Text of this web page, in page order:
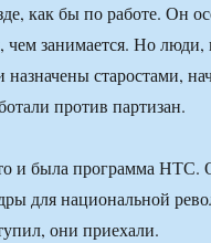
как бы по работе. Он
занимается. Но люди,
назначены старостами,
против партизан.
и была программа НТС.
для национальной
они приехали.